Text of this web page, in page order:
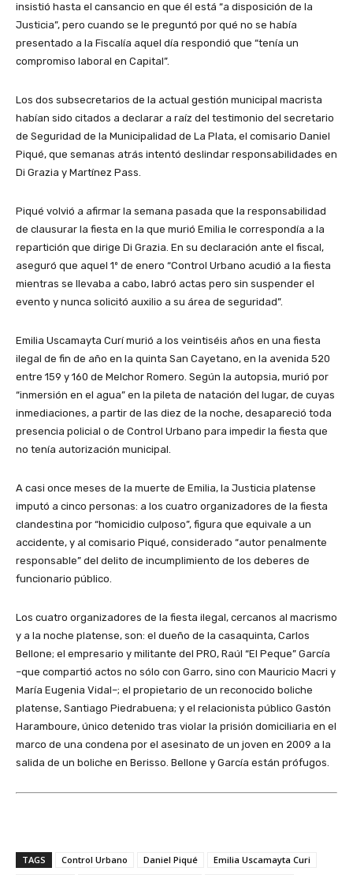
insistió hasta el cansancio en que él está “a disposición de la
Justicia”, pero cuando se le preguntó por qué no se había
presentado a la Fiscalía aquel día respondió que “tenía un
compromiso laboral en Capital”.
Los dos subsecretarios de la actual gestión municipal macrista
habían sido citados a declarar a raíz del testimonio del secretario
de Seguridad de la Municipalidad de La Plata, el comisario Daniel
Piqué, que semanas atrás intentó deslindar responsabilidades en
Di Grazia y Martínez Pass.
Piqué volvió a afirmar la semana pasada que la responsabilidad
de clausurar la fiesta en la que murió Emilia le correspondía a la
repartición que dirige Di Grazia. En su declaración ante el fiscal,
aseguró que aquel 1º de enero “Control Urbano acudió a la fiesta
mientras se llevaba a cabo, labró actas pero sin suspender el
evento y nunca solicitó auxilio a su área de seguridad”.
Emilia Uscamayta Curí murió a los veintiséis años en una fiesta
ilegal de fin de año en la quinta San Cayetano, en la avenida 520
entre 159 y 160 de Melchor Romero. Según la autopsia, murió por
“inmersión en el agua” en la pileta de natación del lugar, de cuyas
inmediaciones, a partir de las diez de la noche, desapareció toda
presencia policial o de Control Urbano para impedir la fiesta que
no tenía autorización municipal.
A casi once meses de la muerte de Emilia, la Justicia platense
imputó a cinco personas: a los cuatro organizadores de la fiesta
clandestina por “homicidio culposo”, figura que equivale a un
accidente, y al comisario Piqué, considerado “autor penalmente
responsable” del delito de incumplimiento de los deberes de
funcionario público.
Los cuatro organizadores de la fiesta ilegal, cercanos al macrismo
y a la noche platense, son: el dueño de la casaquinta, Carlos
Bellone; el empresario y militante del PRO, Raúl “El Peque” García
–que compartió actos no sólo con Garro, sino con Mauricio Macri y
María Eugenia Vidal–; el propietario de un reconocido boliche
platense, Santiago Piedrabuena; y el relacionista público Gastón
Haramboure, único detenido tras violar la prisión domiciliaria en el
marco de una condena por el asesinato de un joven en 2009 a la
salida de un boliche en Berisso. Bellone y García están prófugos.
TAGS Control Urbano Daniel Piqué Emilia Uscamayta Curi